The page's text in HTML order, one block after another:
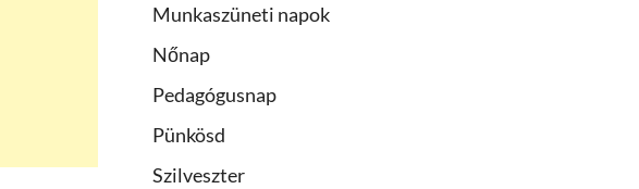
Munkaszüneti napok
Nőnap
Pedagógusnap
Pünkösd
Szilveszter